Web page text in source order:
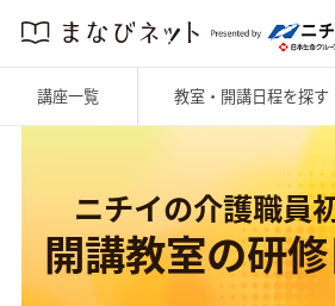
講座一覧 教室・開講日程を探す
ニチイの介護職員
開講教室の研